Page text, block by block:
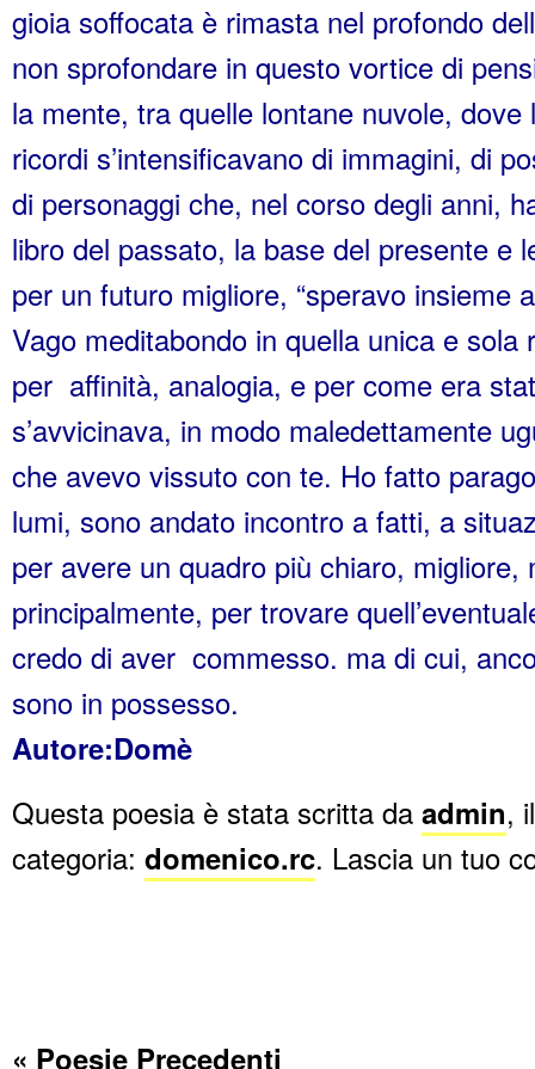
gioia soffocata è rimasta nel profondo
non sprofondare in questo vortice di
la mente, tra quelle lontane nuvole,
ricordi s’intensificavano di immagini, di
di personaggi che, nel corso degli anni,
libro del passato, la base del presente e
per un futuro migliore, “speravo
Vago meditabondo in quella unica e sola
per affinità, analogia, e per come era
s’avvicinava, in modo maledettamente
che avevo vissuto con te. Ho fatto
lumi, sono andato incontro a fatti, a
per avere un quadro più chiaro, migliore,
principalmente, per trovare
credo di aver commesso. ma di cui,
sono in possesso.
Autore:Domè
Questa poesia è stata scritta da admin,
categoria: domenico.rc. Lascia un tuo
« Poesie Precedenti